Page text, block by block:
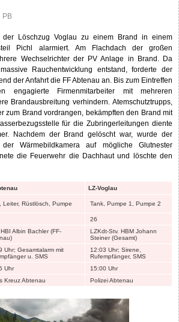
PB
der Löschzug Voglau zu einem Brand in einem
Pichl alarmiert. Am Flachdach der großen
Wechselrichter der PV Anlage in Brand. Da
Rauchentwicklung entstand, forderte der
der Anfahrt die FF Abtenau an. Bis zum Eintreffen
engagierte Firmenmitarbeiter mit mehreren
Brandausbreitung verhindern. Atemschutztrupps,
zum Brand vordrangen, bekämpften den Brand mit
für die Zubringerleitungen diente
Nachdem der Brand gelöscht war, wurde der
Wärmebildkamera auf mögliche Glutnester
die Feuerwehr die Dachhaut und löschte den
LZ-Voglau
Leiter, Rüstlösch, Pumpe Tank, Pumpe 1, Pumpe 2
26
Albin Bachler (FF-
LZKdt-Stv. HBM Johann
Steiner (Gesamt)
Uhr; Gesamtalarm mit
u. SMS
12:03 Uhr; Sirene,
Rufempfänger, SMS
Uhr
15:00 Uhr
Kreuz Abtenau Polizei Abtenau